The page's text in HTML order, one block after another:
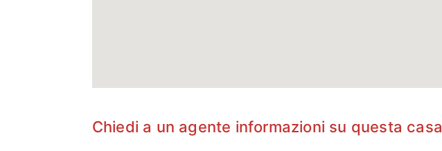
Chiedi a un agente informazioni su questa casa